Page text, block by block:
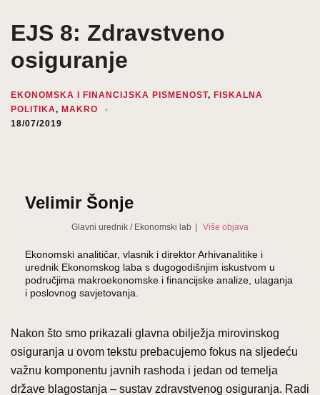
EJS 8: Zdravstveno
osiguranje
EKONOMSKA I FINANCIJSKA PISMENOST, FISKALNA
POLITIKA, MAKRO
18/07/2019
Velimir Šonje
Glavni urednik / Ekonomski lab | Više objava
Ekonomski analitičar, vlasnik i direktor Arhivanalitike i
urednik Ekonomskog laba s dugogodišnjim iskustvom u
područjima makroekonomske i financijske analize, ulaganja
i poslovnog savjetovanja.
Nakon što smo prikazali glavna obilježja mirovinskog
osiguranja u ovom tekstu prebacujemo fokus na sljedeću
važnu komponentu javnih rashoda i jedan od temelja
države blagostanja – sustav zdravstvenog osiguranja. Radi